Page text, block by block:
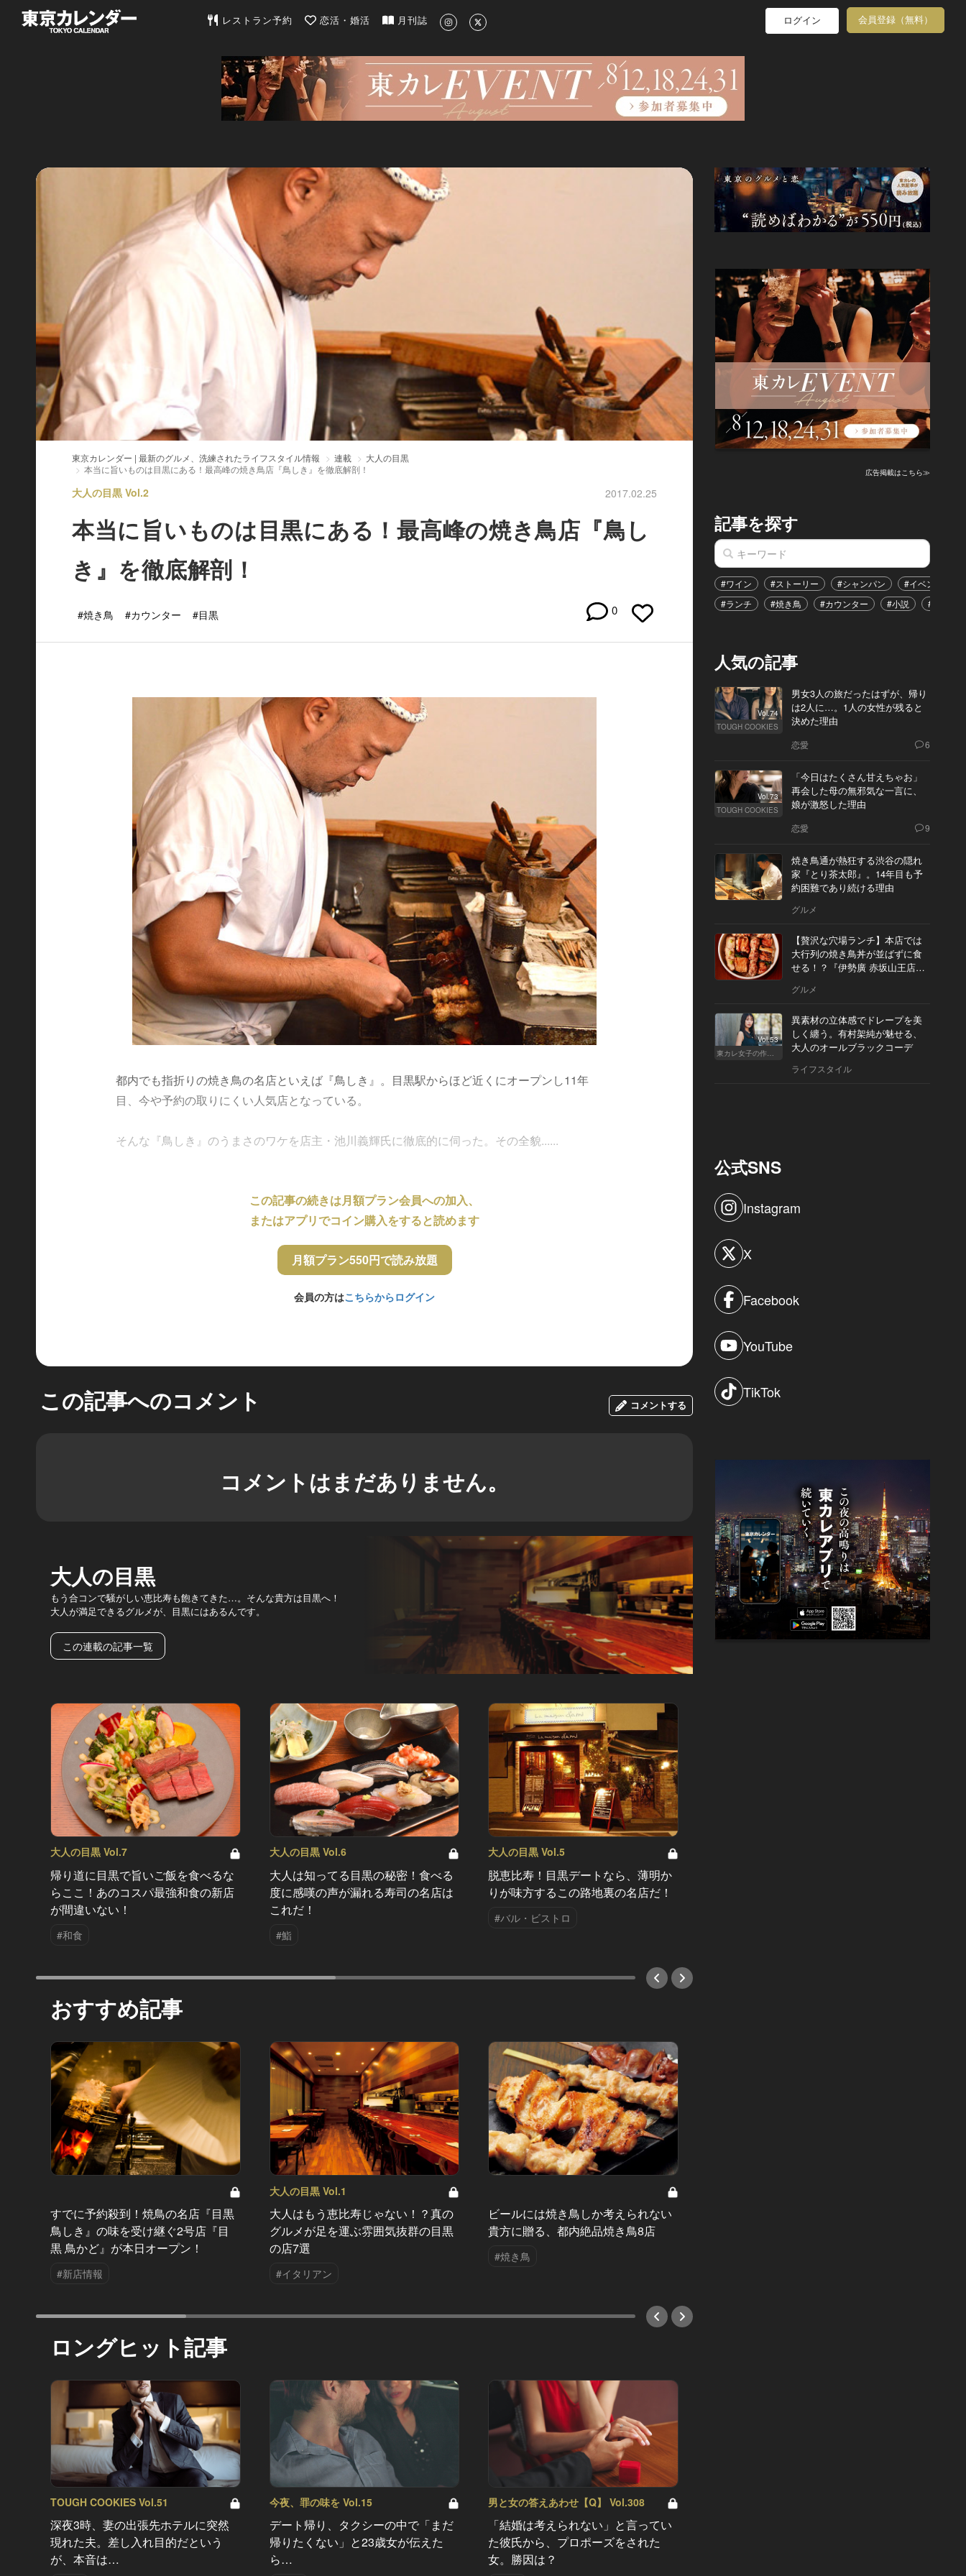
東京カレンダー | 最新のグルメ、洗練されたライフスタイル情報
レストラン予約 恋活・婚活 月刊誌 ログイン 会員登録（無料）
東京カレンダー | 最新のグルメ、洗練されたライフスタイル情報 連載
大人の目黒
本当に旨いものは目黒にある！最高峰の焼き鳥店『鳥しき』を徹底解剖！
大人の目黒 Vol.2 2017.02.25
本当に旨いものは目黒にある！最高峰の焼き鳥店『鳥し
き』を徹底解剖！
#焼き鳥 #カウンター #目黒 0
都内でも指折りの焼き鳥の名店といえば『鳥しき』。目黒駅からほど近くにオープンし11年
目、今や予約の取りにくい人気店となっている。
そんな『鳥しき』のうまさのワケを店主・池川義輝氏に徹底的に伺った。その全貌......
この記事の続きは月額プラン会員への加入、
またはアプリでコイン購入をすると読めます
月額プラン550円で読み放題
会員の方はこちらからログイン
この記事へのコメント コメントする
コメントはまだありません。
大人の目黒
もう合コンで騒がしい恵比寿も飽きてきた…。そんな貴方は目黒へ！
大人が満足できるグルメが、目黒にはあるんです。
この連載の記事一覧
大人の目黒 Vol.7
帰り道に目黒で旨いご飯を食べるな
らここ！あのコスパ最強和食の新店
が間違いない！
#和食
大人の目黒 Vol.6
大人は知ってる目黒の秘密！食べる
度に感嘆の声が漏れる寿司の名店は
これだ！
#鮨
大人の目黒 Vol.5
脱恵比寿！目黒デートなら、薄明か
りが味方するこの路地裏の名店だ！
#バル・ビストロ
おすすめ記事
すでに予約殺到！焼鳥の名店『目黒
鳥しき』の味を受け継ぐ2号店『目
黒 鳥かど』が本日オープン！
#新店情報
大人の目黒 Vol.1
大人はもう恵比寿じゃない！？真の
グルメが足を運ぶ雰囲気抜群の目黒
の店7選
#イタリアン
ビールには焼き鳥しか考えられない
貴方に贈る、都内絶品焼き鳥8店
#焼き鳥
ロングヒット記事
TOUGH COOKIES Vol.51
深夜3時、妻の出張先ホテルに突然
現れた夫。差し入れ目的だという
が、本音は…
今夜、罪の味を Vol.15
デート帰り、タクシーの中で「まだ
帰りたくない」と23歳女が伝えた
ら…
男と女の答えあわせ【Q】 Vol.308
「結婚は考えられない」と言ってい
た彼氏から、プロポーズをされた
女。勝因は？
広告掲載はこちら≫
記事を探す
#ワイン #ストーリー #シャンパン #イベント
#ランチ
#焼き鳥 #カウンター #小説 #恋愛
人気の記事
Vol.74
TOUGH COOKIES
男女3人の旅だったはずが、帰り
は2人に…。1人の女性が残ると
決めた理由
恋愛 6
Vol.73
TOUGH COOKIES
「今日はたくさん甘えちゃお」
再会した母の無邪気な一言に、
娘が激怒した理由
恋愛 9
焼き鳥通が熱狂する渋谷の隠れ
家『とり茶太郎』。14年目も予
約困難であり続ける理由
グルメ
【贅沢な穴場ランチ】本店では
大行列の焼き鳥丼が並ばずに食
せる！？『伊勢廣 赤坂山王店』
グルメ
Vol.53
東カレ女子の作り方
異素材の立体感でドレープを美
しく纏う。有村架純が魅せる、
大人のオールブラックコーデ
ライフスタイル
公式SNS
Instagram
X
Facebook
YouTube
TikTok